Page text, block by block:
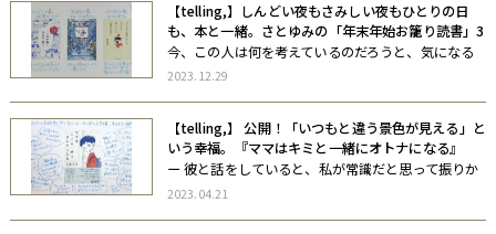
しないといけないの？」に対 […]
【telling,】しんどい夜もさみしい夜もひとりの日
も、本と一緒。さとゆみの「年末年始お籠り読書」3
選
今、この人は何を考えているのだろうと、気になる
書き手の人がいる。同時代に生きる作家の文章を追
末年始は、孤独になりたい。大勢で過 […]
2023.12.29
【telling,】 公開！「いつもと違う景色が見える」と
いう幸福。『ママはキミと一緒にオトナになる』
ー 彼と話をしていると、私が常識だと思って振りか
ざしている考えを、ひょっとしたら疑ってみた方が
2023.04.21